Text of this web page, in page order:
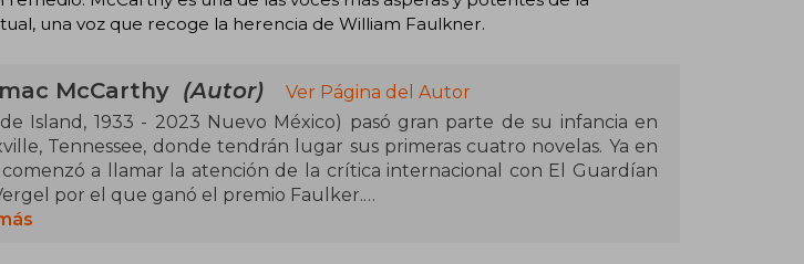
una voz que recoge la herencia de William Faulkner.
McCarthy (Autor)
Ver Página del Autor
Island, 1933 - 2023 Nuevo México) pasó gran parte de su infancia en
Tennessee, donde tendrán lugar sus primeras cuatro novelas. Ya en
comenzó a llamar la atención de la crítica internacional con El Guardían
por el que ganó el premio Faulker.